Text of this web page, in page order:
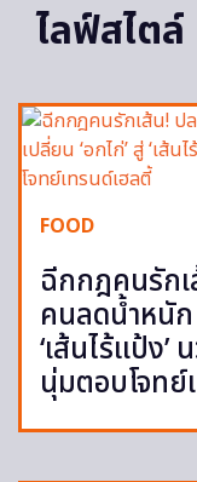
ไลฟ์สไตล์
FOOD
ฉีกกฎคนรัก
คนลดน้ำหนัก
‘เส้นไร้แป้ง
นุ่มตอบโจทย์